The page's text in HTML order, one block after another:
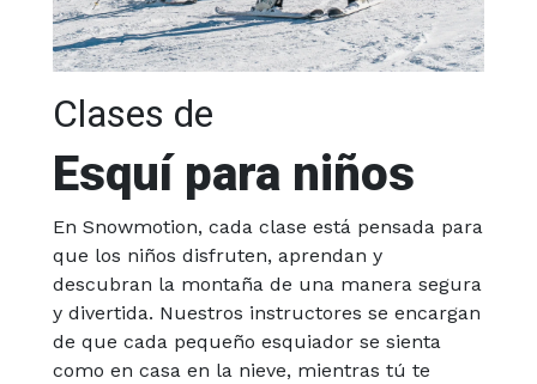
Clases de
Esquí para niños
En Snowmotion, cada clase está pensada para
que los niños disfruten, aprendan y
descubran la montaña de una manera segura
y divertida. Nuestros instructores se encargan
de que cada pequeño esquiador se sienta
como en casa en la nieve, mientras tú te